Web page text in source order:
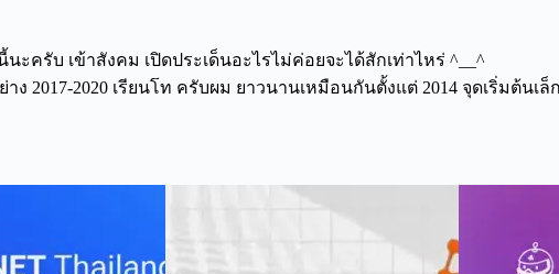
ครับ เข้าสังคม เปิดประเด็นอะไรไม่ค่อยจะได้สักเท่าไหร่ ^__^
2017-2020 เรียนโท ครับผม ยาวนานเหมือนกันตั้งแต่ 2014 จุดเริ่มต้นเล็